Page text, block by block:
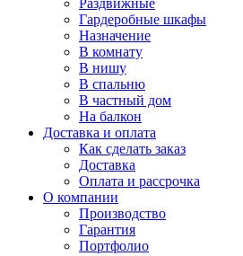
Раздвижные
Гардеробные шкафы
Назначение
В комнату
В нишу
В спальню
В частный дом
На балкон
Доставка и оплата
Как сделать заказ
Доставка
Оплата и рассрочка
О компании
Производство
Гарантия
Портфолио